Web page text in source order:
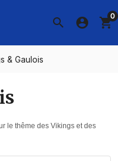
search account_circle shopping_cart0
& Gaulois
le thême des Vikings et des